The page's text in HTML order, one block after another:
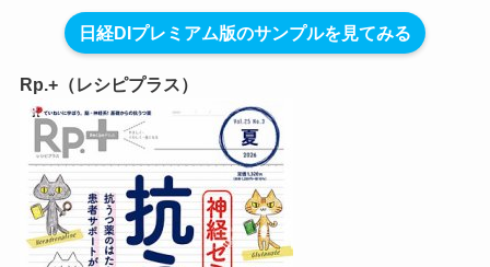
日経DIプレミアム版のサンプルを見てみる
Rp.+（レシピプラス）